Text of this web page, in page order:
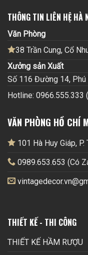
THÔNG TIN LIÊN HỆ HÀ
Văn Phòng
38 Trần Cung, Cổ
Xưởng sản Xuất
Số 116 Đường 14, Phú
Hotline: 0966.555.333
VĂN PHÒNG HỒ CHÍ
101 Hà Huy Giáp,
0989.653.653 (Có
THIẾT KẾ - THI CÔNG
THIẾT KẾ HẦM RƯỢU